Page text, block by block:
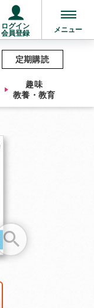
ログイン
会員登録
メニュー
趣味
教養・教育
定期購読